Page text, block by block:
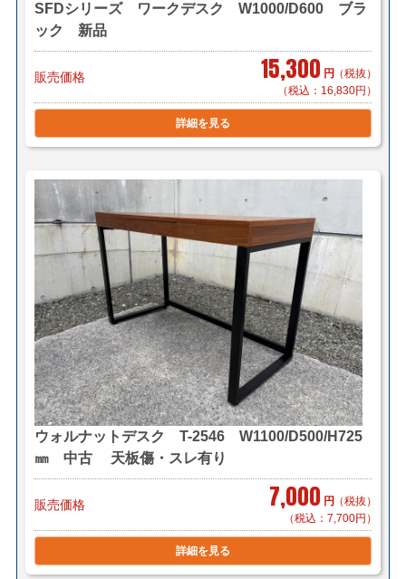
自社便についてはこちら
(搬入・設置までいたします)
サイズ：Ｄランク(300cmまで)
家財おまかせ便料金はこちら
■横浜市内 1台 ￥1,100～（自社便・軒先渡し＊要お
客様搬入）
1台 ￥2,200～（自社便・搬入設置/1階又
はEV有り）
＊区により異なります。
■東京23区 1台 ￥5,500～（自社便・軒先渡し＊要お
客様搬入）
1台 ￥8,800～（自社便・搬入設置/1階又
はEV有り）
＊複数商品の同時配送も可能です。
＊店頭引き渡し可能です。（要事前連絡）
SFDシリーズ ワークデスク W1000/D600 ブラ
ック 新品
販売価格 15,300 円 （税抜）
（税込：16,830円）
詳細を見る
ウォルナットデスク T-2546 W1100/D500/H725
㎜ 中古 天板傷・スレ有り
販売価格 7,000 円 （税抜）
（税込：7,700円）
詳細を見る